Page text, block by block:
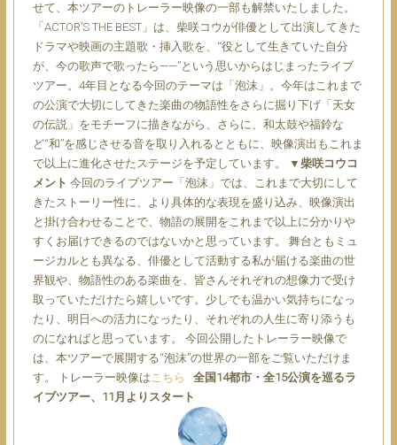
せて、本ツアーのトレーラー映像の一部も解禁いたしました。
「ACTOR’S THE BEST」は、柴咲コウが俳優として出演してきた
ドラマや映画の主題歌・挿入歌を、“役として生きていた自分
が、今の歌声で歌ったら——”という思いからはじまったライブ
ツアー。4年目となる今回のテーマは「泡沫」。今年はこれまで
の公演で大切にしてきた楽曲の物語性をさらに掘り下げ「天女
の伝説」をモチーフに描きながら、さらに、和太鼓や福鈴な
ど“和”を感じさせる音を取り入れるとともに、映像演出もこれま
で以上に進化させたステージを予定しています。
▼柴咲コウコ
メント 今回のライブツアー「泡沫」では、これまで大切にして
きたストーリー性に、より具体的な表現を盛り込み、映像演出
と掛け合わせることで、物語の展開をこれまで以上に分かりや
すくお届けできるのではないかと思っています。 舞台ともミュ
ージカルとも異なる、俳優として活動する私が届ける楽曲の世
界観や、物語性のある楽曲を、皆さんそれぞれの想像力で受け
取っていただけたら嬉しいです。少しでも温かい気持ちになっ
たり、明日への活力になったり、それぞれの人生に寄り添うも
のになればと思っています。 今回公開したトレーラー映像で
は、本ツアーで展開する“泡沫”の世界の一部をご覧いただけま
す。 トレーラー映像はこちら
全国14都市・全15公演を巡るラ
イブツアー、11月よりスタート